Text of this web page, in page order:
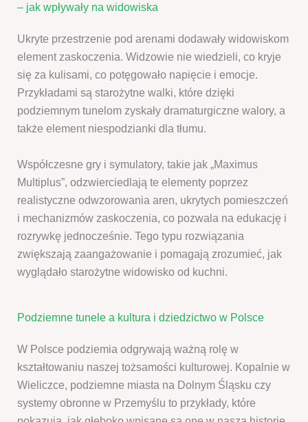
– jak wpływały na widowiska
Ukryte przestrzenie pod arenami dodawały widowiskom
element zaskoczenia. Widzowie nie wiedzieli, co kryje
się za kulisami, co potęgowało napięcie i emocje.
Przykładami są starożytne walki, które dzięki
podziemnym tunelom zyskały dramaturgiczne walory, a
także element niespodzianki dla tłumu.
Współczesne gry i symulatory, takie jak „Maximus
Multiplus”, odzwierciedlają te elementy poprzez
realistyczne odwzorowania aren, ukrytych pomieszczeń
i mechanizmów zaskoczenia, co pozwala na edukację i
rozrywkę jednocześnie. Tego typu rozwiązania
zwiększają zaangażowanie i pomagają zrozumieć, jak
wyglądało starożytne widowisko od kuchni.
Podziemne tunele a kultura i dziedzictwo w Polsce
W Polsce podziemia odgrywają ważną rolę w
kształtowaniu naszej tożsamości kulturowej. Kopalnie w
Wieliczce, podziemne miasta na Dolnym Śląsku czy
systemy obronne w Przemyślu to przykłady, które